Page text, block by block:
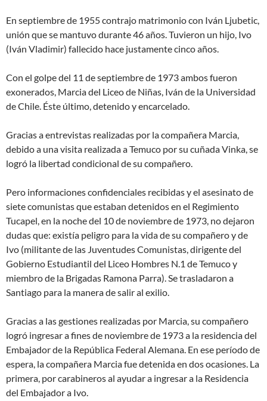
En septiembre de 1955 contrajo matrimonio con Iván Ljubetic,
unión que se mantuvo durante 46 años. Tuvieron un hijo, Ivo
(Iván Vladimir) fallecido hace justamente cinco años.
Con el golpe del 11 de septiembre de 1973 ambos fueron
exonerados, Marcia del Liceo de Niñas, Iván de la Universidad
de Chile. Éste último, detenido y encarcelado.
Gracias a entrevistas realizadas por la compañera Marcia,
debido a una visita realizada a Temuco por su cuñada Vinka, se
logró la libertad condicional de su compañero.
Pero informaciones confidenciales recibidas y el asesinato de
siete comunistas que estaban detenidos en el Regimiento
Tucapel, en la noche del 10 de noviembre de 1973, no dejaron
dudas que: existía peligro para la vida de su compañero y de
Ivo (militante de las Juventudes Comunistas, dirigente del
Gobierno Estudiantil del Liceo Hombres N.1 de Temuco y
miembro de la Brigadas Ramona Parra). Se trasladaron a
Santiago para la manera de salir al exilio.
Gracias a las gestiones realizadas por Marcia, su compañero
logró ingresar a fines de noviembre de 1973 a la residencia del
Embajador de la República Federal Alemana. En ese período de
espera, la compañera Marcia fue detenida en dos ocasiones. La
primera, por carabineros al ayudar a ingresar a la Residencia
del Embajador a Ivo.